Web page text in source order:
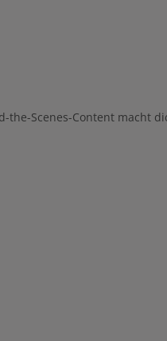
Scenes-Content macht